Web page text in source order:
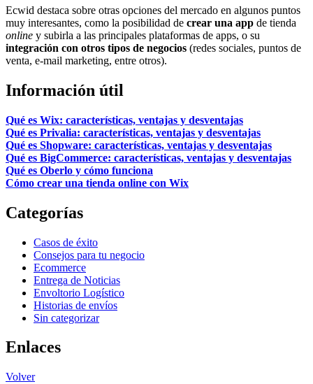
Ecwid destaca sobre otras opciones del mercado en algunos puntos
muy interesantes, como la posibilidad de crear una app de tienda
online y subirla a las principales plataformas de apps, o su
integración con otros tipos de negocios (redes sociales, puntos de
venta, e-mail marketing, entre otros).
Información útil
Qué es Wix: características, ventajas y desventajas
Qué es Privalia: características, ventajas y desventajas
Qué es Shopware: características, ventajas y desventajas
Qué es BigCommerce: características, ventajas y desventajas
Qué es Oberlo y cómo funciona
Cómo crear una tienda online con Wix
Categorías
Casos de éxito
Consejos para tu negocio
Ecommerce
Entrega de Noticias
Envoltorio Logístico
Historias de envíos
Sin categorizar
Enlaces
Volver